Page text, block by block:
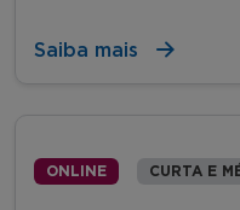
Saiba mais
ONLINE CURTA E